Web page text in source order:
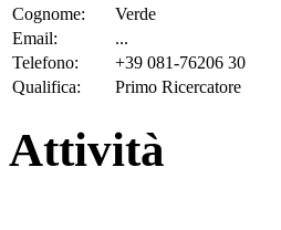
Cognome:
Verde
Email:
...
Telefono:
+39 081-76206 30
Qualifica:
Primo Ricercatore
Attività